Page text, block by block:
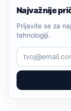
Najvažnije
Prijavite se za
tehnologiji.